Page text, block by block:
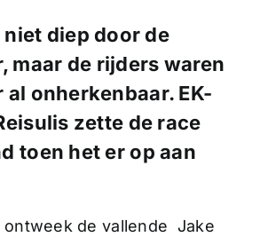
niet diep door de
maar de rijders waren
al onherkenbaar. EK-
zette de race
toen het er op aan
ontweek de vallende Jake